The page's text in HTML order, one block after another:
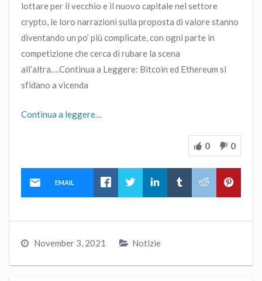
lottare per il vecchio e il nuovo capitale nel settore
crypto, le loro narrazioni sulla proposta di valore stanno
diventando un po’ più complicate, con ogni parte in
competizione che cerca di rubare la scena
all’altra….Continua a Leggere: Bitcoin ed Ethereum si
sfidano a vicenda
Continua a leggere…
0 0
EMAIL
November 3, 2021 Notizie